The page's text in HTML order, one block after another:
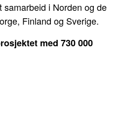
samarbeid i Norden og de
Finland og Sverige.
med 730 000